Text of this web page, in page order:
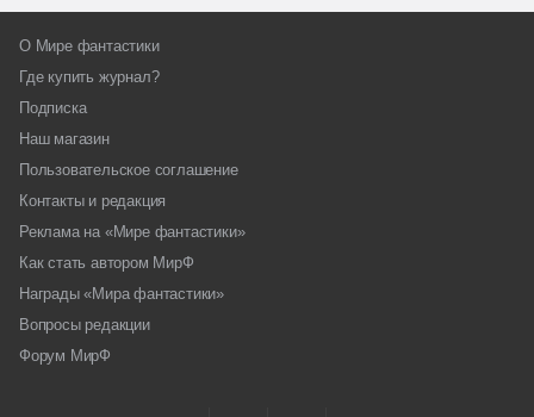
О Мире фантастики
Где купить журнал?
Подписка
Наш магазин
Пользовательское соглашение
Контакты и редакция
Реклама на «Мире фантастики»
Как стать автором МирФ
Награды «Мира фантастики»
Вопросы редакции
Форум МирФ